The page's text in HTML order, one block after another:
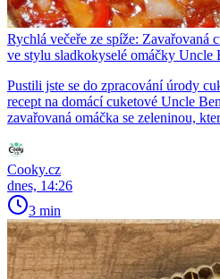
Rychlá večeře ze spíže: Zavařovaná
ve stylu sladkokyselé omáčky Uncle
Pustili jste se do zpracování úrody
recept na domácí cuketové Uncle
zavařovaná omáčka se zeleninou,
Cooky.cz
dnes, 14:26
3 min